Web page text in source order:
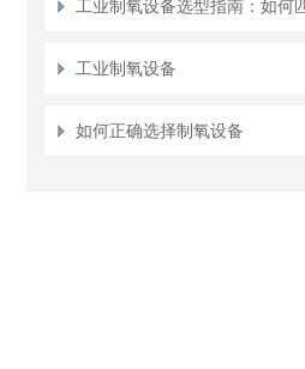
工业制氧设备
如何正确选择制氧设备